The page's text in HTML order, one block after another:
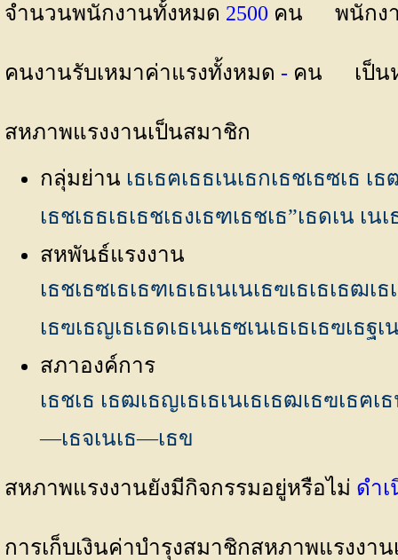
จำนวนพนักงานทั้งหมด 2500 คน พนักง
คนงานรับเหมาค่าแรงทั้งหมด - คน เป็น
สหภาพแรงงานเป็นสมาชิก
กลุ่มย่าน เธเธฅเธธเนเธกเธชเธซเธ เธฒ
เธชเธธเธเธชเธงเธฑเธชเธ”เธดเน เน
สหพันธ์แรงงาน
เธชเธซเธเธฑเธเธเนเนเธฃเธเธเธฒเ
เธฃเธญเธเธดเธเนเธซเนเธเธเธฃเ
สภาองค์การ
เธชเธ เธฒเธญเธเธเนเธเธฒเธฃเธฅเธน
—เธจเนเธ—เธข
สหภาพแรงงานยังมีกิจกรรมอยู่หรือไม่ ดำ
การเก็บเงินค่าบำรุงสมาชิกสหภาพแรงงา